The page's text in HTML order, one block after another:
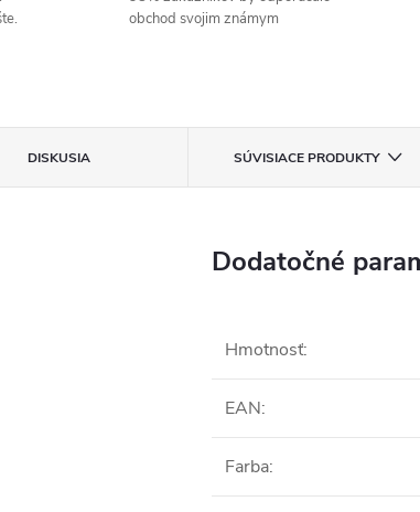
obchod svojim známym
DISKUSIA SÚVISIACE PRODUKTY
Dodatočné
Hmotnosť:
EAN:
Farba: